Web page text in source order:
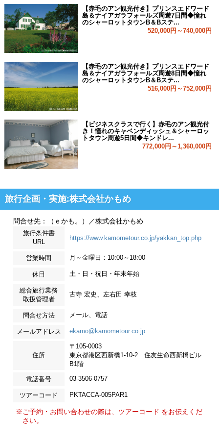
【赤毛のアン観光付き】プリンスエドワード
島＆ナイアガラフォールズ周遊7日間◆憧れ
のシャーロットタウンB＆Bステ...
520,000円～740,000円
【赤毛のアン観光付き】プリンスエドワード
島＆ナイアガラフォールズ周遊8日間◆憧れ
のシャーロットタウンB＆Bステ...
516,000円～752,000円
【ビジネスクラスで行く】赤毛のアン観光付
き！憧れのキャベンディッシュ＆シャーロッ
トタウン周遊5日間◆キンドレ...
772,000円～1,360,000円
旅行企画・実施:株式会社かもめ
問合せ先：（ｅかも。）／株式会社かもめ
旅行条件書
URL
https://www.kamometour.co.jp/yakkan_top.php
営業時間 月～金曜日：10:00～18:00
休日 土・日・祝日・年末年始
総合旅行業務
取扱管理者
古寺 宏史、左右田 幸枝
問合せ方法 メール、電話
メールアドレス ekamo@kamometour.co.jp
住所
〒105-0003
東京都港区西新橋1-10-2 住友生命西新橋ビル
B1階
電話番号 03-3506-0757
ツアーコード PKTACCA-005PAR1
※ご予約・お問い合わせの際は、ツアーコード をお伝えくだ
さい。